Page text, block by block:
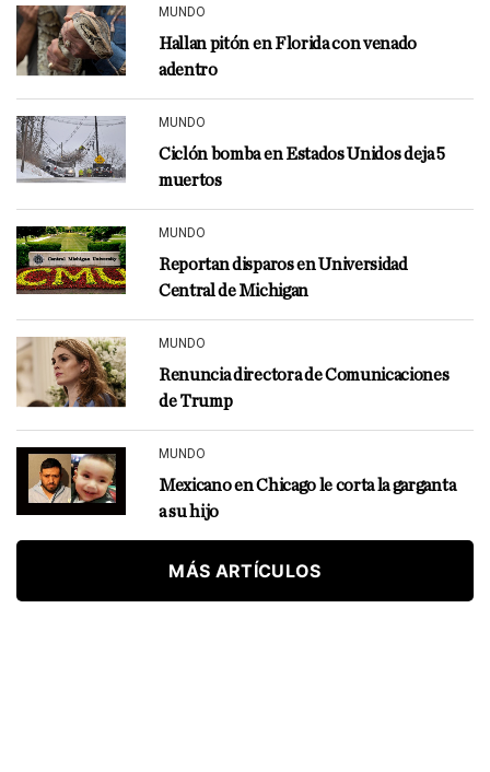
MUNDO
Hallan pitón en Florida con venado
adentro
MUNDO
Ciclón bomba en Estados Unidos deja 5
muertos
MUNDO
Reportan disparos en Universidad
Central de Michigan
MUNDO
Renuncia directora de Comunicaciones
de Trump
MUNDO
Mexicano en Chicago le corta la garganta
a su hijo
MÁS ARTÍCULOS